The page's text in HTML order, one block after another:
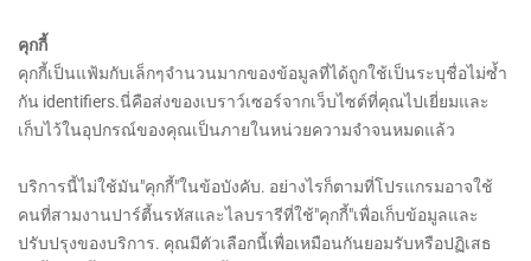
คุกกี้
คุกกี้เป็นแฟ้มกับเล็กๆจำนวนมากของข้อมูลที่ได้ถูกใช้เป็นระบุชื่อไม่ซ้ำ
กัน identifiers.นี่คือส่งของเบราว์เซอร์จากเว็บไซต์ที่คุณไปเยี่ยมและ
เก็บไว้ในอุปกรณ์ของคุณเป็นภายในหน่วยความจำจนหมดแล้ว
บริการนี้ไม่ใช้มัน"คุกกี้"ในข้อบังคับ. อย่างไรก็ตามที่โปรแกรมอาจใช้
คนที่สามงานปาร์ตี้นรหัสและไลบรารีที่ใช้"คุกกี้"เพื่อเก็บข้อมูลและ
ปรับปรุงของบริการ. คุณมีตัวเลือกนี้เพื่อเหมือนกันยอมรับหรือปฏิเสธ